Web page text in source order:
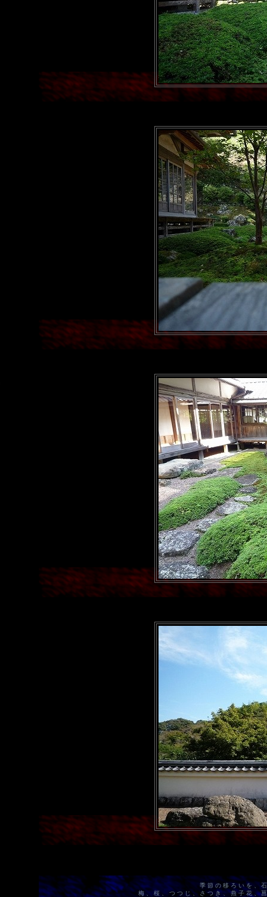
季節の移ろいを、
梅、桜、つつじ、さつき、燕子花、